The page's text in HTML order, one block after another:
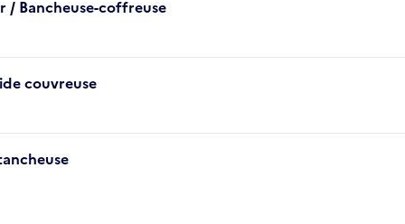
/ Bancheuse-coffreuse
couvreuse